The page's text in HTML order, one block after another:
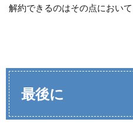
解約できるのはその点におい
最後に